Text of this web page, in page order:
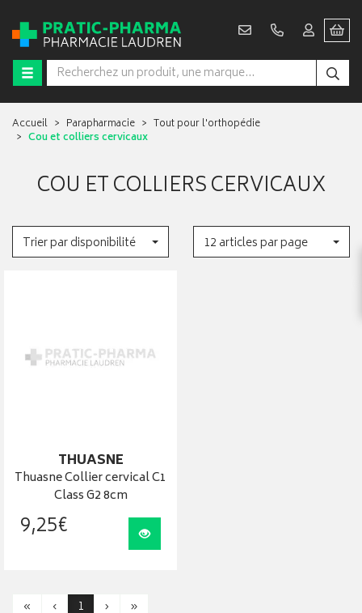
Accueil Parapharmacie
Tout pour l'orthopédie
Cou et colliers cervicaux
COU ET COLLIERS CERVICAUX
Trier par disponibilité 12 articles par page
THUASNE
Thuasne Collier cervical C1
Class G2 8cm
9,25€ Visualiser
« ‹ 1 › »